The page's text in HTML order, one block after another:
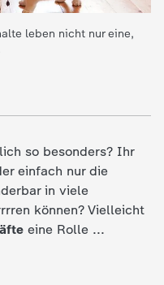
leben nicht nur eine,
so besonders? Ihr
einfach nur die
in viele
können? Vielleicht
eine Rolle ...